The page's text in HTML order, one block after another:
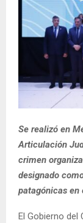
Se realizó en
Articulación
crimen
designado
patagónicas en
El Gobierno del